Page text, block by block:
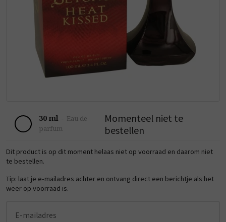
30 ml - Eau de
parfum
Momenteel niet te
bestellen
Dit product is op dit moment helaas niet op voorraad en daarom niet
te bestellen.
Tip: laat je e-mailadres achter en ontvang direct een berichtje als het
weer op voorraad is.
E-mailadres